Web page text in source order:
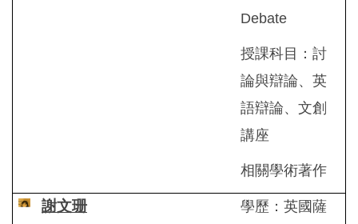
Debate
授課科目：討
論與辯論、英
語辯論、文創
講座
相關學術著作
謝文珊
學歷：英國薩